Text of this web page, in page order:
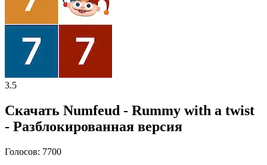
3.5
Скачать Numfeud - Rummy with a twist
- Разблокированная версия
Голосов: 7700